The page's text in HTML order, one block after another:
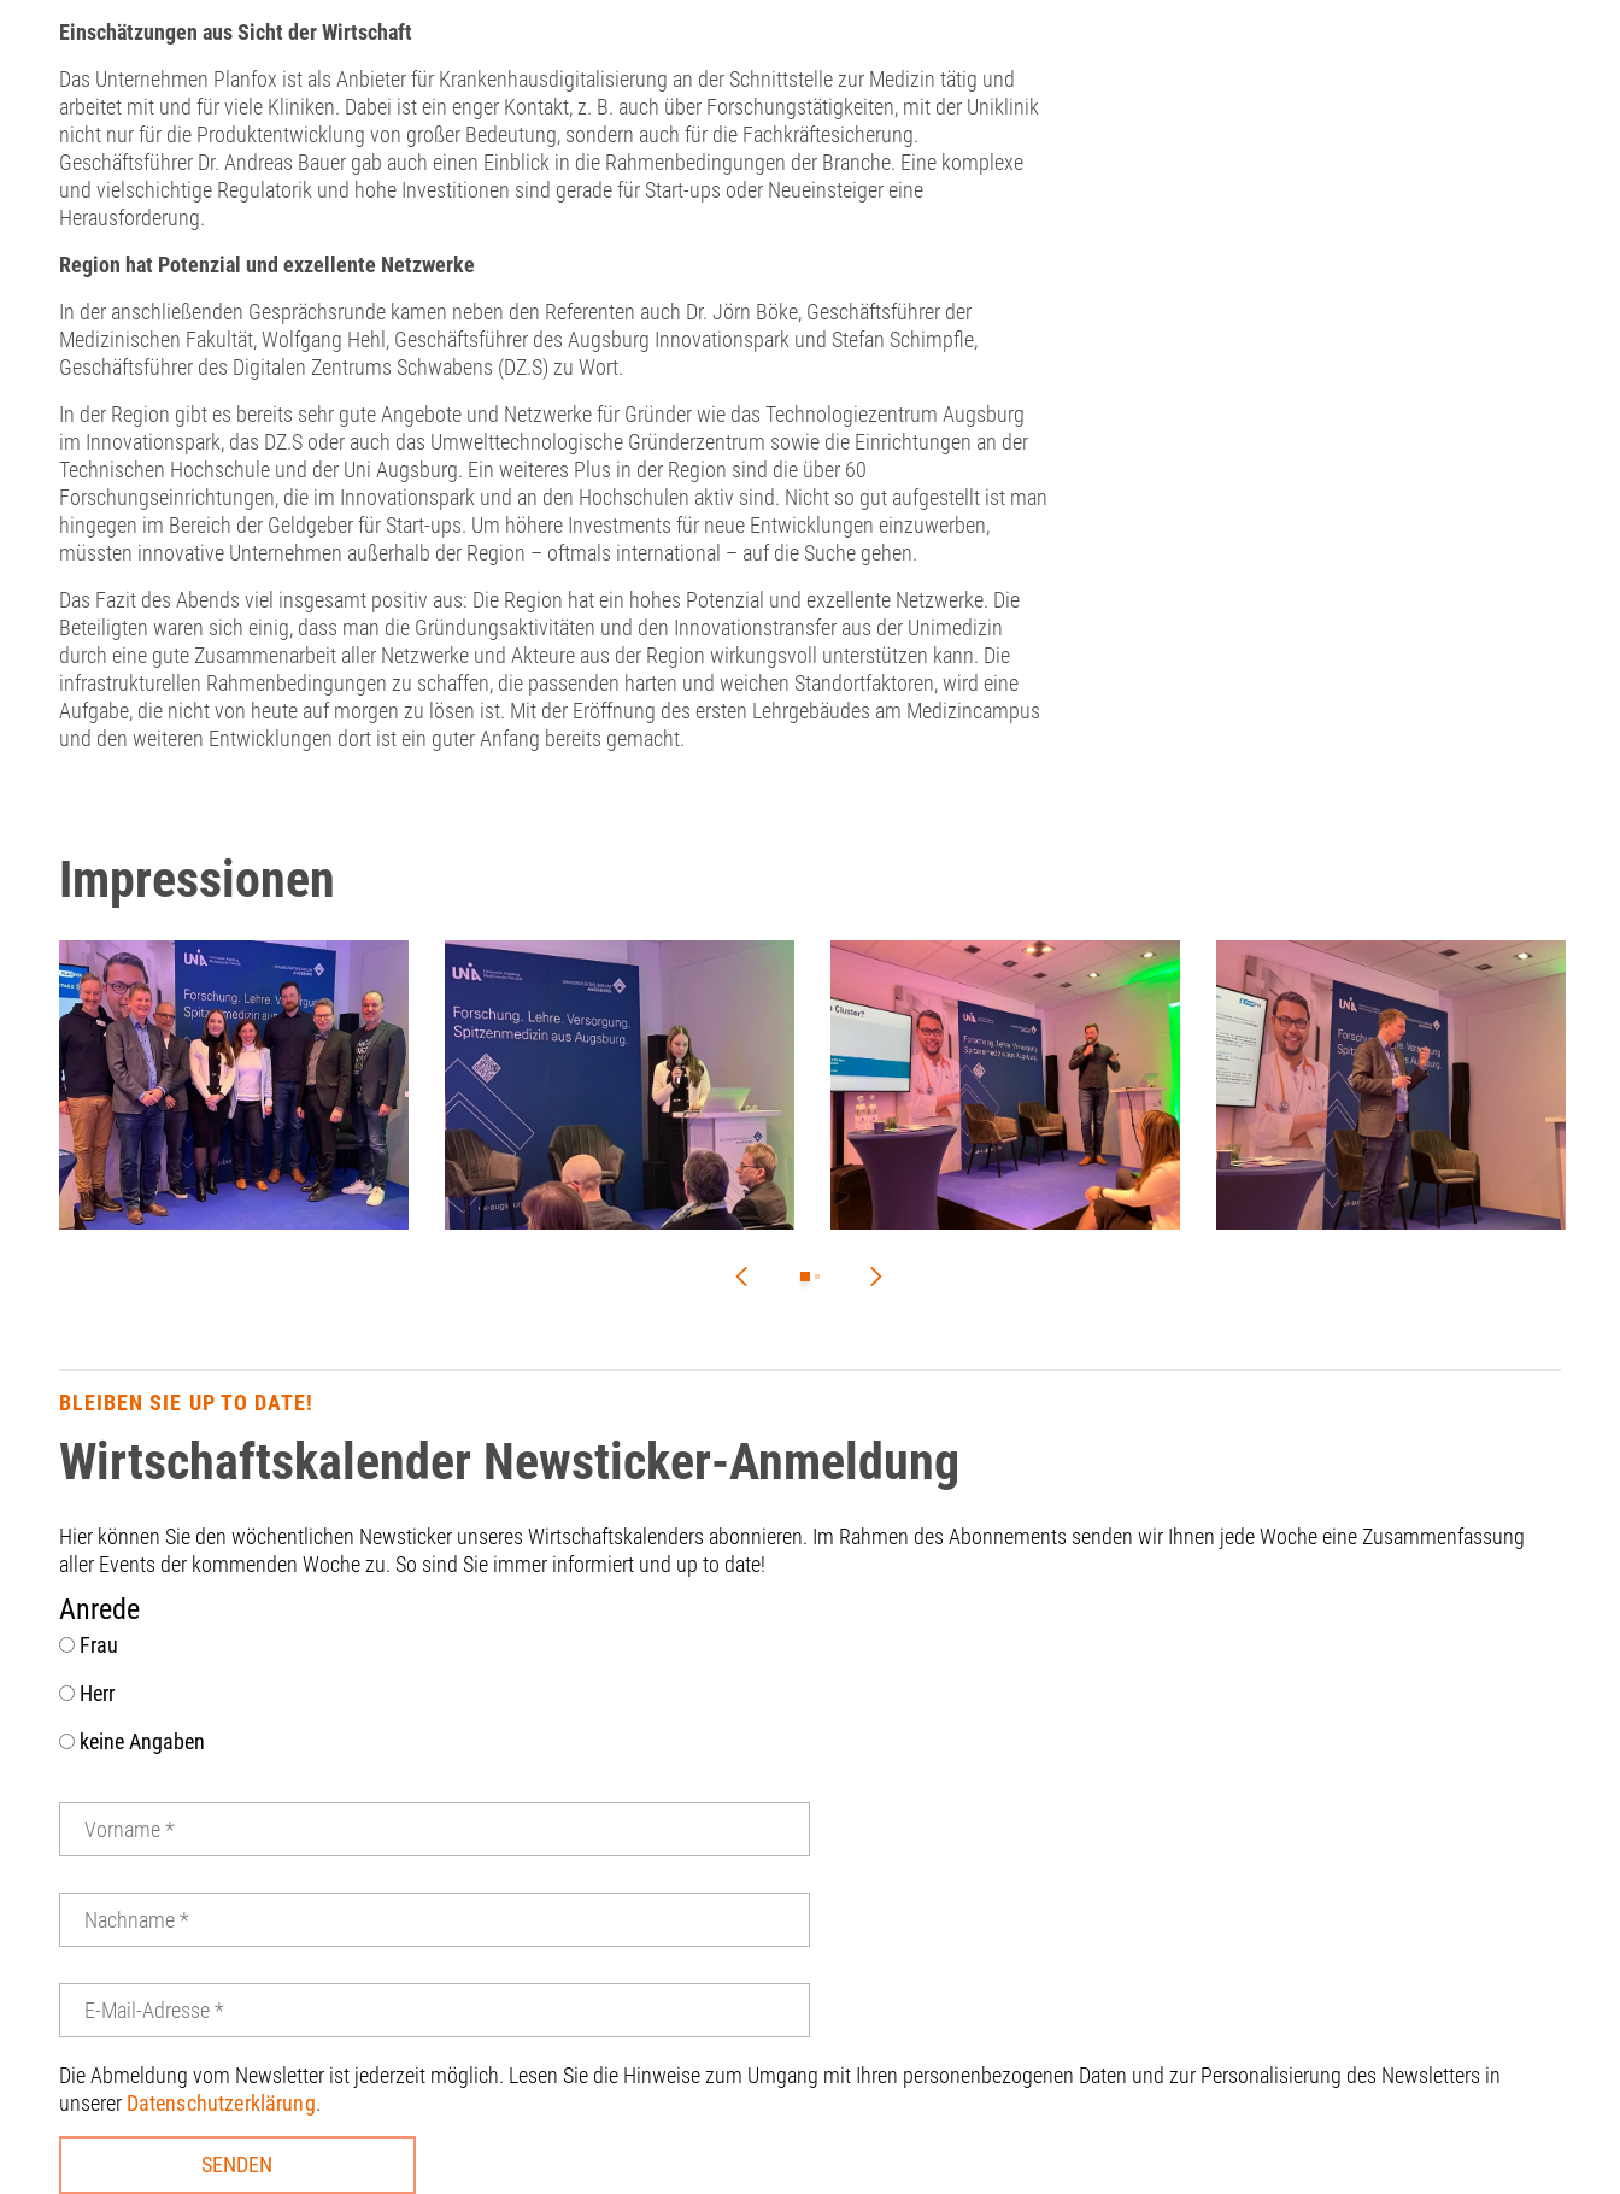
Einschätzungen aus Sicht der Wirtschaft
Das Unternehmen Planfox ist als Anbieter für Krankenhausdigitalisierung an der Schnittstelle zur Medizin tätig und
arbeitet mit und für viele Kliniken. Dabei ist ein enger Kontakt, z. B. auch über Forschungstätigkeiten, mit der Uniklinik
nicht nur für die Produktentwicklung von großer Bedeutung, sondern auch für die Fachkräftesicherung.
Geschäftsführer Dr. Andreas Bauer gab auch einen Einblick in die Rahmenbedingungen der Branche. Eine komplexe
und vielschichtige Regulatorik und hohe Investitionen sind gerade für Start-ups oder Neueinsteiger eine
Herausforderung.
Region hat Potenzial und exzellente Netzwerke
In der anschließenden Gesprächsrunde kamen neben den Referenten auch Dr. Jörn Böke, Geschäftsführer der
Medizinischen Fakultät, Wolfgang Hehl, Geschäftsführer des Augsburg Innovationspark und Stefan Schimpfle,
Geschäftsführer des Digitalen Zentrums Schwabens (DZ.S) zu Wort.
In der Region gibt es bereits sehr gute Angebote und Netzwerke für Gründer wie das Technologiezentrum Augsburg
im Innovationspark, das DZ.S oder auch das Umwelttechnologische Gründerzentrum sowie die Einrichtungen an der
Technischen Hochschule und der Uni Augsburg. Ein weiteres Plus in der Region sind die über 60
Forschungseinrichtungen, die im Innovationspark und an den Hochschulen aktiv sind. Nicht so gut aufgestellt ist man
hingegen im Bereich der Geldgeber für Start-ups. Um höhere Investments für neue Entwicklungen einzuwerben,
müssten innovative Unternehmen außerhalb der Region – oftmals international – auf die Suche gehen.
Das Fazit des Abends viel insgesamt positiv aus: Die Region hat ein hohes Potenzial und exzellente Netzwerke. Die
Beteiligten waren sich einig, dass man die Gründungsaktivitäten und den Innovationstransfer aus der Unimedizin
durch eine gute Zusammenarbeit aller Netzwerke und Akteure aus der Region wirkungsvoll unterstützen kann. Die
infrastrukturellen Rahmenbedingungen zu schaffen, die passenden harten und weichen Standortfaktoren, wird eine
Aufgabe, die nicht von heute auf morgen zu lösen ist. Mit der Eröffnung des ersten Lehrgebäudes am Medizincampus
und den weiteren Entwicklungen dort ist ein guter Anfang bereits gemacht.
Impressionen
BLEIBEN SIE UP TO DATE!
Wirtschaftskalender Newsticker-Anmeldung
Hier können Sie den wöchentlichen Newsticker unseres Wirtschaftskalenders abonnieren. Im Rahmen des Abonnements senden wir Ihnen jede Woche eine Zusammenfassung
aller Events der kommenden Woche zu. So sind Sie immer informiert und up to date!
Anrede
Frau
Herr
keine Angaben
Die Abmeldung vom Newsletter ist jederzeit möglich. Lesen Sie die Hinweise zum Umgang mit Ihren personenbezogenen Daten und zur Personalisierung des Newsletters in
unserer Datenschutzerklärung.